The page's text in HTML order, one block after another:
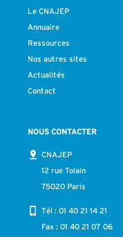
Le CNAJEP
Annuaire
Ressources
Nos autres sites
Actualités
Contact
NOUS CONTACTER
CNAJEP
12 rue Tolain
75020 Paris
Tél : 01 40 21 14 21
Fax : 01 40 21 07 06